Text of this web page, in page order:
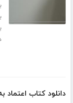
دانلود کتاب اعتماد